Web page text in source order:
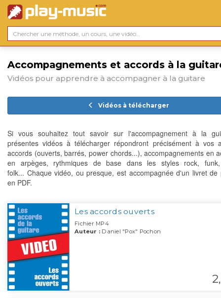
Accompagnements et accords à la
Vidéos pour apprendre à accompagner à la guitare
Vidéos à télécharger
Si vous souhaitez tout savoir sur l'accompagnement à la
présentes vidéos à télécharger répondront précisément à vos
accords (ouverts, barrés, power chords...), accompagnements en
en arpèges, rythmiques de base dans les styles rock,
folk... Chaque vidéo, ou presque, est accompagnée d'un livret de
en PDF.
Les accords ouverts
Fichier MP4
Auteur : Daniel "Pox" Pochon
2,